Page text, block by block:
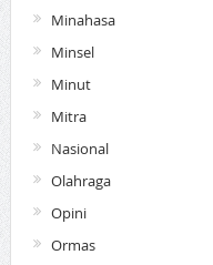
Minahasa
Minsel
Minut
Mitra
Nasional
Olahraga
Opini
Ormas